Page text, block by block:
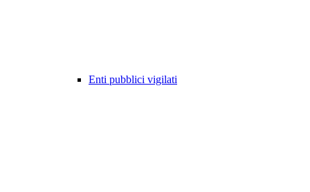
Enti pubblici vigilati